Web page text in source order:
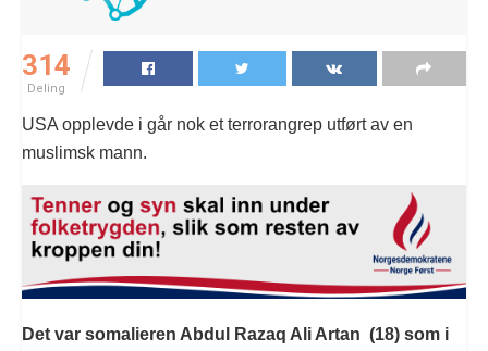
314
Deling
USA opplevde i går nok et terrorangrep utført av en
muslimsk mann.
Det var somalieren Abdul Razaq Ali Artan (18) som i